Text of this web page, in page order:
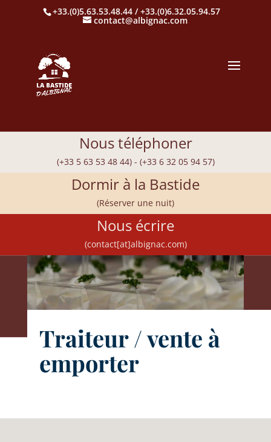
+33.(0)5.63.53.48.44 / +33.(0)6.32.05.94.57
contact@albignac.com
Nous téléphoner
(+33 5 63 53 48 44) - (+33 6 32 05 94 57)
Dormir à la Bastide
(Réserver une nuit)
Nous écrire
(contact[at]albignac.com)
Traiteur / vente à
emporter